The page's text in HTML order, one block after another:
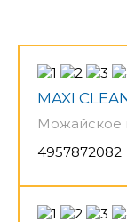
MAXI
Можайское
4957872082